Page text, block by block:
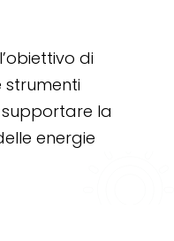
di
strumenti
la
energie